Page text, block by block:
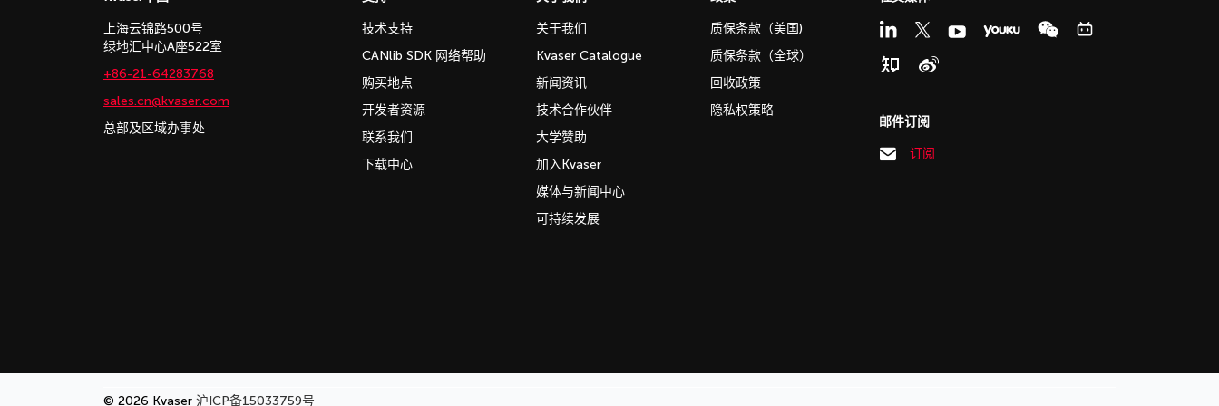
上海云锦路500号
绿地汇中心A座522室
+86-21-64283768
sales.cn@kvaser.com
总部及区域办事处
技术支持
CANlib SDK 网络帮助
购买地点
开发者资源
联系我们
下载中心
关于我们
Kvaser Catalogue
新闻资讯
技术合作伙伴
大学赞助
加入Kvaser
媒体与新闻中心
可持续发展
质保条款（美国)
质保条款（全球）
回收政策
隐私权策略
邮件订阅
订阅
© 2026 Kvaser 沪ICP备15033759号